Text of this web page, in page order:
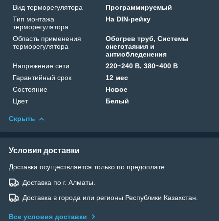
Вид терморегулятора
Программируемый
Тип монтажа
терморегулятора
На DIN-рейку
Область применения
терморегулятора
Обогрев труб, Системы
снеготаяния и
антиобледенения
Напряжение сети
220~240 В, 380~400 В
Гарантийный срок
12 мес
Состояние
Новое
Цвет
Белый
Скрыть
Условия доставки
Доставка осуществляется только по предоплате.
Доставка по г. Алматы.
Доставка в города или регионы Республики Казахстан.
Все условия доставки